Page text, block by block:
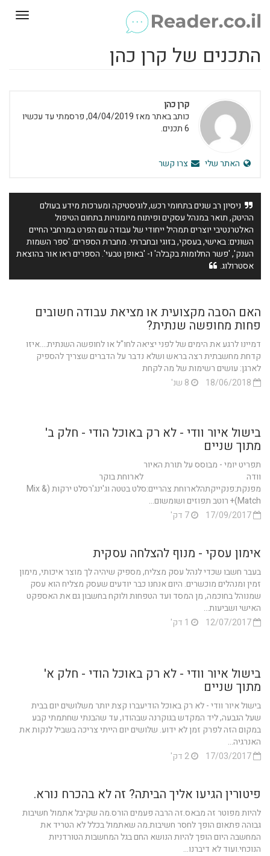
התכנים של קרן כהן
קרן כהן
כותב באתר מאז 04/04/2019, פרסמתי עד עכשיו
6 תכנים.
האתר שלי צרו קשר
ניסיון רב שנים בתחומי רכש, לוגיסטיקה ומערכות מידע בעולם
ההיטק, תואר במנהל עסקים ופיתוח מיומנויות בתחום הטיפול
האלטרנטיבי יוצרים תמהיל ייחודי של עבודה עם הפרט במרחבי החיים
השונים: באישי, בעסקי, בזוגי ובחברתי. מחברת הספרים: 'ספר השמות
הענק', 'פשר החלומות בקבלה' ו- 'באופן טבעי'. הספרים ראו אור בהוצאת
אסטרולוג.
האם הסבה מקצועית או מציאת עבודה חשובים
פחות מחופשה שנתית?
דמיינו לרגע את הימים של לפני יציאה לחו"ל או לחופשה השנתית....איזו
קדחת מחשבתית רצה בראש ושלא נדבר על הדברים שצריך להספיק
לארגן: עושים רשימות של מה לקחת
בישול איור וודי - לא רק באוכל הודי - חלק ב'
מתוך שניים
תפריט יומי - מבוסס על תורת האיור
וודה לארוחת בוקר
מפנקת:פנקייקתהלארוחת צהריים:סלט בטטה וג'ינג'רסלט ירקות (Mix &
Match)+ רוטב תפוזים ושומשום...
אימון עסקי - מנוף להצלחה עסקית
בעבר חשבו שכדי לנהל עסק מצליח, מספיק שיהיה לך מוצר איכותי, מימון
זמין ומנהלים מוכשרים. היום אנחנו כבר יודעים שעסק מצליח הוא עסק
שמנוהל בחוכמה, מן המסד ועד הטפחות ולוקח בחשבון גם את האספקט
האישי ושביעות...
בישול איור וודי - לא רק באוכל הודי - חלק א'
מתוך שניים
בישול איור וודי - לא רק באוכל הודיעברו קצת יותר משלושים יום בבית
שעל הגבעה, ליד המקדש בגוקרנה שבהודו, עד שהבנתי שחתמתי קבע
במקום הזה לפרק זמן לא ידוע. שלושים יום הייתי צריכה בשביל לנקות את
האנרגיה...
פיטורין הגיעו אליך הביתה? זה לא בהכרח נורא.
להיות מפוטר זה מבאס.זה הרבה פעמים הורס.מה שקיבל אתמול חשיבות
גבוהה פתאום הופך לחסר חשיבות.מה שאתמול בכלל לא הטריד את
המחשבה היום הופך להיות הנושא החם בגל המחשבות הטורדניות
הנוכחי.ועוד לא דיברנו...